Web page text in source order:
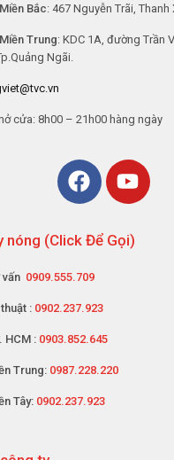
Bắc: 467 Nguyễn Trãi, Thanh
Trung: KDC 1A, đường Trần
Ngãi.
cửa: 8h00 – 21h00 hàng ngày
nóng (Click Để Gọi)
0909.555.709
: 0902.237.923
HCM : 0903.852.645
Trung: 0987.228.220
Tây: 0902.237.923